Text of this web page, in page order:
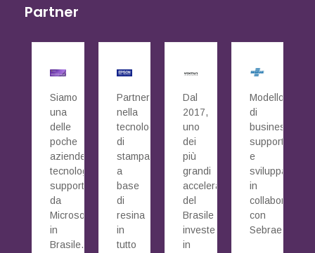
Partner
Siamo
una
delle
poche
aziende
tecnologiche
supportate
da
Microsoft
in
Brasile.
Partner
nella
tecnologia
di
stampa
a
base
di
resina
in
tutto
Dal
2017,
uno
dei
più
grandi
acceleratori
del
Brasile
investe
in
Modello
di
business
supportato
e
sviluppato
in
collaborazione
con
Sebrae.